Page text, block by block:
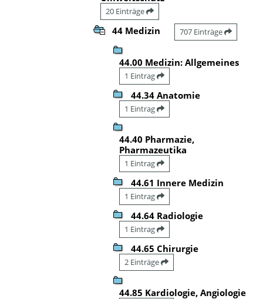
20 Einträge
44 Medizin 707 Einträge
44.00 Medizin: Allgemeines
1 Eintrag
44.34 Anatomie
1 Eintrag
44.40 Pharmazie,
Pharmazeutika
1 Eintrag
44.61 Innere Medizin
1 Eintrag
44.64 Radiologie
1 Eintrag
44.65 Chirurgie
2 Einträge
44.85 Kardiologie, Angiologie